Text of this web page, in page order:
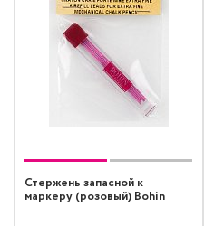
Стержень запасной к
маркеру (розовый) Bohin